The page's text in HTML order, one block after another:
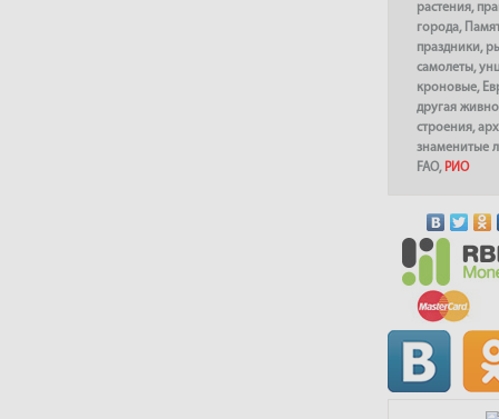
растения,
города,
праздники,
самолеты,
кроновые,
другая
строения,
знаменитые
FAO, РИО